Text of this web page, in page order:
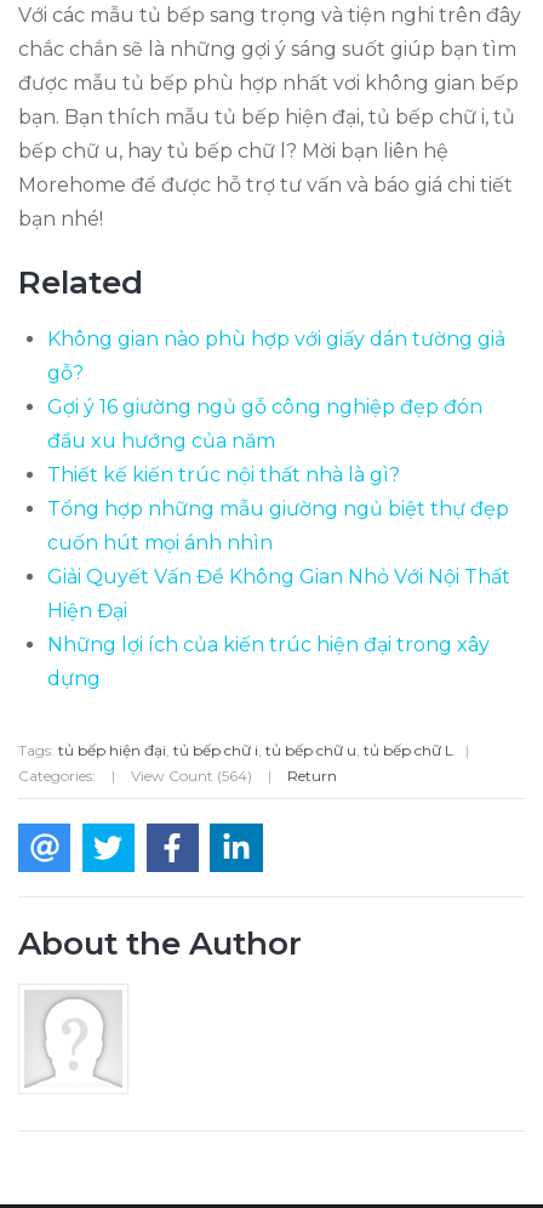
Với các mẫu tủ bếp sang trọng và tiện nghi trên đây
chắc chắn sẽ là những gợi ý sáng suốt giúp bạn tìm
được mẫu tủ bếp phù hợp nhất vơi không gian bếp
bạn. Bạn thích mẫu tủ bếp hiện đại, tủ bếp chữ i, tủ
bếp chữ u, hay tủ bếp chữ l? Mời bạn liên hệ
Morehome để được hỗ trợ tư vấn và báo giá chi tiết
bạn nhé!
Related
Không gian nào phù hợp với giấy dán tường giả
gỗ?
Gợi ý 16 giường ngủ gỗ công nghiệp đẹp đón
đầu xu hướng của năm
Thiết kế kiến trúc nội thất nhà là gì?
Tổng hợp những mẫu giường ngủ biệt thự đẹp
cuốn hút mọi ánh nhìn
Giải Quyết Vấn Đề Không Gian Nhỏ Với Nội Thất
Hiện Đại
Những lợi ích của kiến trúc hiện đại trong xây
dựng
Tags: tủ bếp hiện đại, tủ bếp chữ i, tủ bếp chữ u, tủ bếp chữ L
|
Categories:
| View Count (564) | Return
About the Author